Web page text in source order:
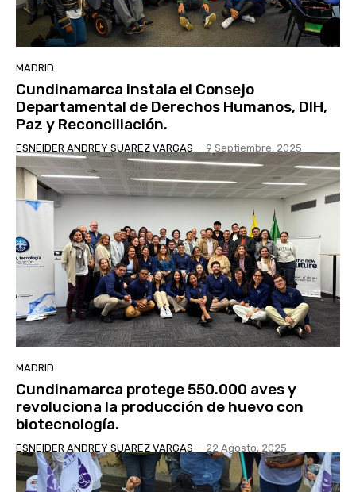
MADRID
Cundinamarca instala el Consejo
Departamental de Derechos Humanos, DIH,
Paz y Reconciliación.
ESNEIDER ANDREY SUAREZ VARGAS - 9 Septiembre, 2025
MADRID
Cundinamarca protege 550.000 aves y
revoluciona la producción de huevo con
biotecnología.
ESNEIDER ANDREY SUAREZ VARGAS - 22 Agosto, 2025